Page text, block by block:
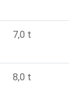
7,0 t
8,0 t